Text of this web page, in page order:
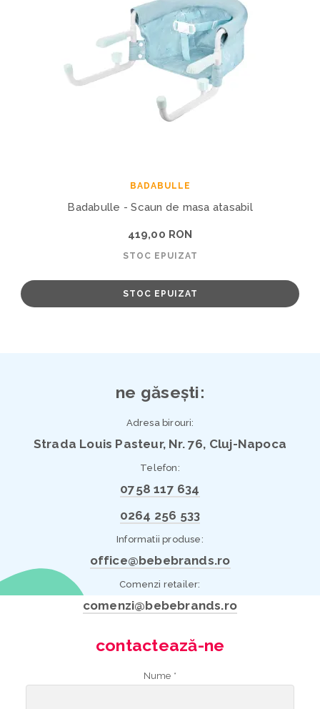
BADABULLE
Badabulle - Scaun de masa atasabil
419,00 RON
STOC EPUIZAT
STOC EPUIZAT
ne găsești:
Adresa birouri:
Strada Louis Pasteur, Nr. 76, Cluj-Napoca
Telefon:
0758 117 634
0264 256 533
Informatii produse:
office@bebebrands.ro
Comenzi retailer:
comenzi@bebebrands.ro
contactează-ne
Nume *